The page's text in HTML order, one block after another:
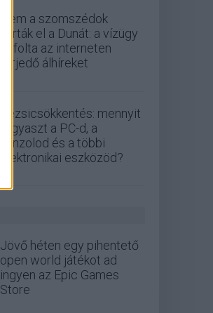
Nem a szomszédok
zárták el a Dunát: a vízügy
cáfolta az interneten
terjedő álhíreket
Rezsicsökkentés: mennyit
fogyaszt a PC-d, a
konzolod és a többi
elektronikai eszközöd?
Jövő héten egy pihentető
open world játékot ad
ingyen az Epic Games
Store